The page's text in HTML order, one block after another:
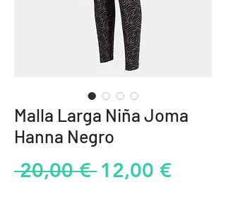
Malla Larga Niña Joma
Hanna Negro
20,00 € Precio
12,00 €Precio